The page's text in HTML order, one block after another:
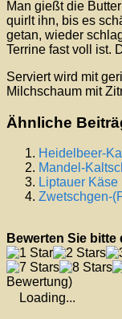
Man gießt die
quirlt ihn, bis es
getan, wieder
Terrine fast voll ist.
Serviert wird mit
Milchschaum mit
Ähnliche
Heidelbeer-
Mandel-
Liptauer Käse
Zwetschgen-
Bewerten Sie bitte
Bewertung)
Loading...